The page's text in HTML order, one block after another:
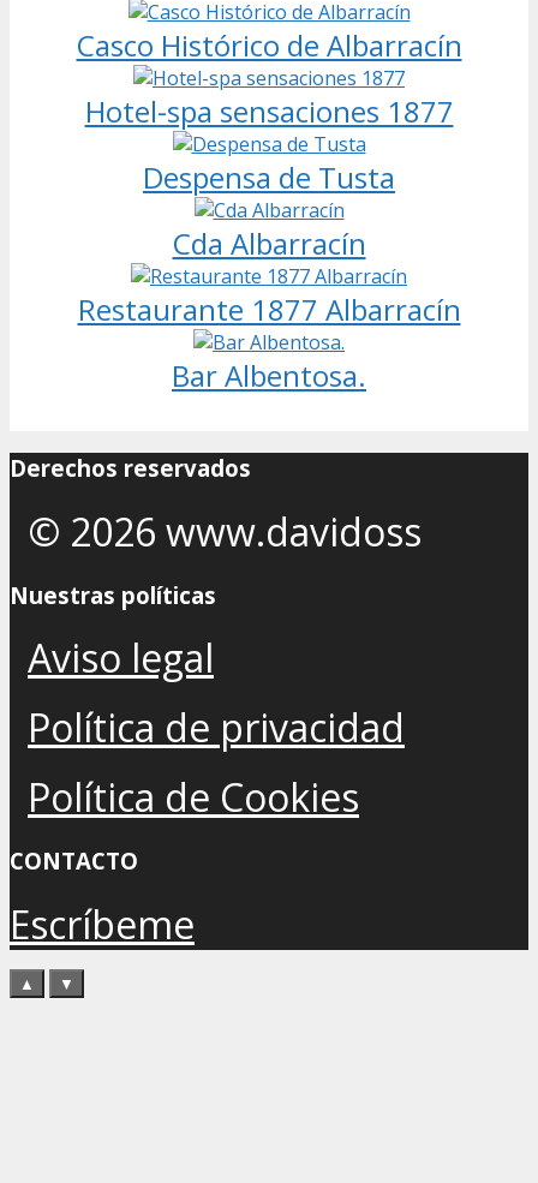
Casco Histórico de Albarracín
Hotel-spa sensaciones 1877
Despensa de Tusta
Cda Albarracín
Restaurante 1877 Albarracín
Bar Albentosa.
Derechos reservados
© 2026 www.davidoss
Nuestras políticas
Aviso legal
Política de privacidad
Política de Cookies
CONTACTO
Escríbeme
▲ ▼